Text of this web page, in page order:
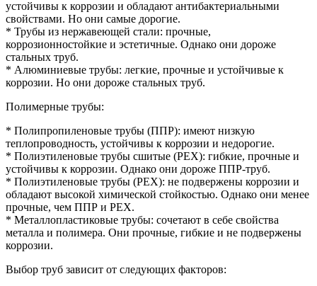
устойчивы к коррозии и обладают антибактериальными
свойствами. Но они самые дорогие.
* Трубы из нержавеющей стали: прочные,
коррозионностойкие и эстетичные. Однако они дороже
стальных труб.
* Алюминиевые трубы: легкие, прочные и устойчивые к
коррозии. Но они дороже стальных труб.
Полимерные трубы:
* Полипропиленовые трубы (ППР): имеют низкую
теплопроводность, устойчивы к коррозии и недорогие.
* Полиэтиленовые трубы сшитые (PEX): гибкие, прочные и
устойчивы к коррозии. Однако они дороже ППР-труб.
* Полиэтиленовые трубы (РЕХ): не подвержены коррозии и
обладают высокой химической стойкостью. Однако они менее
прочные, чем ППР и PEX.
* Металлопластиковые трубы: сочетают в себе свойства
металла и полимера. Они прочные, гибкие и не подвержены
коррозии.
Выбор труб зависит от следующих факторов: